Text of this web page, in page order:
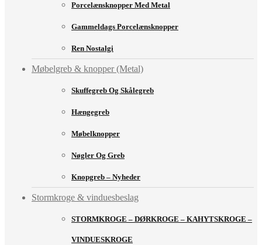
Porcelænsknopper Med Metal
Gammeldags Porcelænsknopper
Ren Nostalgi
Møbelgreb & knopper (Metal)
Skuffegreb Og Skålegreb
Hængegreb
Møbelknopper
Nøgler Og Greb
Knopgreb – Nyheder
Stormkroge & vinduesbeslag
STORMKROGE – DØRKROGE – KAHYTSKROGE –
VINDUESKROGE